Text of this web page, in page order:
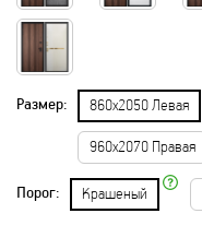
Размер: 860х2050 Левая
960х2070 Правая
Порог: Крашеный